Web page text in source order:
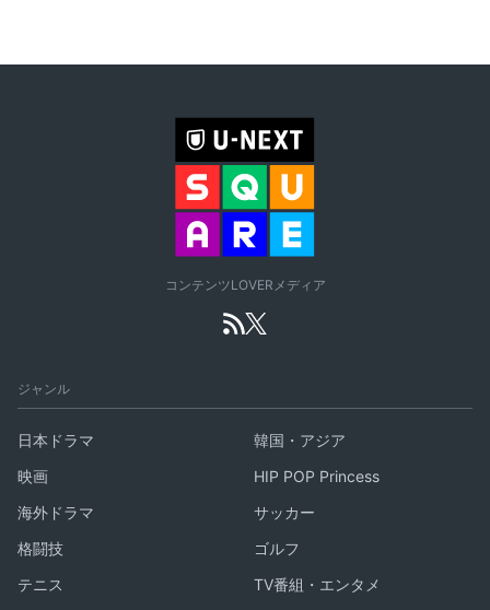
コンテンツLOVERメディア
ジャンル
日本ドラマ
韓国・アジア
映画
HIP POP Princess
海外ドラマ
サッカー
格闘技
ゴルフ
テニス
TV番組・エンタメ